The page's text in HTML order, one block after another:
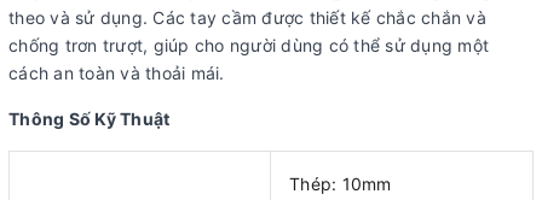
theo và sử dụng. Các tay cầm được thiết kế chắc chắn và
chống trơn trượt, giúp cho người dùng có thể sử dụng một
cách an toàn và thoải mái.
Thông Số Kỹ Thuật
Thép: 10mm